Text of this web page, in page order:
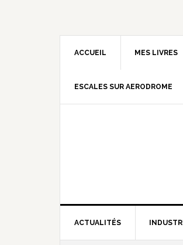
ACCUEIL MES LIVRES
ESCALES SUR AERODROME
ACTUALITÉS